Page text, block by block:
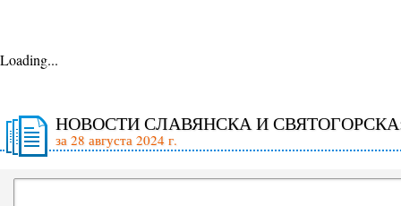
Loading...
НОВОСТИ СЛАВЯНСКА И
за 28 августа 2024 г.